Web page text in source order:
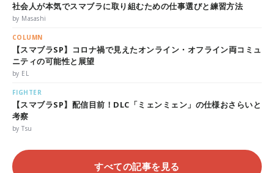
社会人が本気でスマブラに取り組むための仕事選びと練習方法
by Masashi
COLUMN
【スマブラSP】コロナ禍で見えたオンライン・オフライン両コミュ
ニティの可能性と展望
by EL
FIGHTER
【スマブラSP】配信目前！DLC「ミェンミェン」の仕様おさらいと
考察
by Tsu
すべての記事を見る